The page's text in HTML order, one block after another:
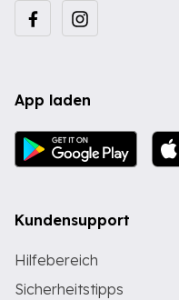
App laden
Kundensupport
Hilfebereich
Sicherheitstipps